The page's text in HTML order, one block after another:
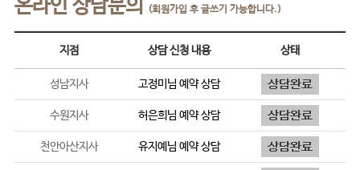
온라인 상담문의 (회원가입 후 글쓰기 가능합니다.)
지점 상담 신청 내용 상태
성남지사 고정미 님 예약 상담
수원지사 허은희님 예약 상담
천안아산지사 유지예 님 예약 상담